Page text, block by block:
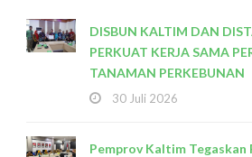
DISBUN KALTIM DAN
PERKUAT KERJA SAMA
TANAMAN PERKEBUNAN
30 Juli 2026
Pemprov Kaltim Tegaskan